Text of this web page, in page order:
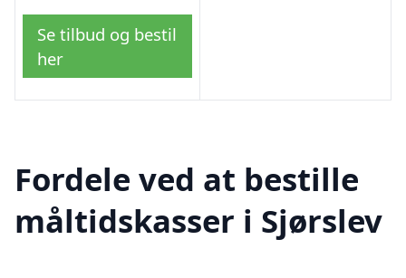
Se tilbud og bestil
her
Fordele ved at bestille
måltidskasser i Sjørslev